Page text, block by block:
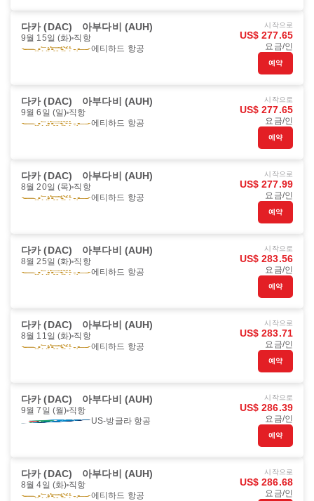
다카 (DAC) 아부다비 (AUH)
9월 15일 (화) 직항
에티하드 항공
시작으로
US$ 277.65
요금/인
예약
다카 (DAC) 아부다비 (AUH)
9월 6일 (일) 직항
에티하드 항공
시작으로
US$ 277.65
요금/인
예약
다카 (DAC) 아부다비 (AUH)
8월 20일 (목) 직항
에티하드 항공
시작으로
US$ 277.99
요금/인
예약
다카 (DAC) 아부다비 (AUH)
8월 25일 (화) 직항
에티하드 항공
시작으로
US$ 283.56
요금/인
예약
다카 (DAC) 아부다비 (AUH)
8월 11일 (화) 직항
에티하드 항공
시작으로
US$ 283.71
요금/인
예약
다카 (DAC) 아부다비 (AUH)
9월 7일 (월) 직항
US-방글라 항공
시작으로
US$ 286.39
요금/인
예약
다카 (DAC) 아부다비 (AUH)
8월 4일 (화) 직항
에티하드 항공
시작으로
US$ 286.68
요금/인